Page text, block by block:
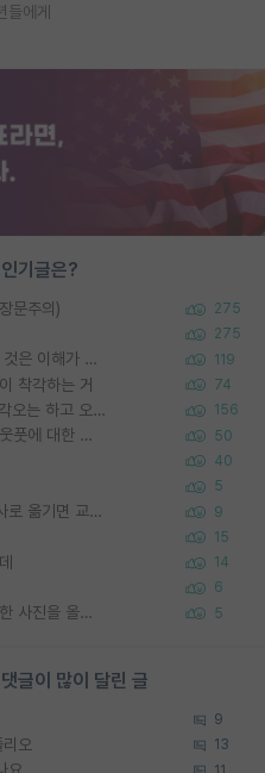
에게
기글은?
문주의) 275
275
대학원생들 교수에게 가스라이팅 당한 것은 이해가 갑니다. 안타깝네요. 119
착각하는 거 74
석사입학예정생 분들! 제발 어느 정도 각오는 하고 오세요. 156
포스텍 억까에 대해 (동문의 학문적 아웃풋에 대한 반박) 50
40
5
SSH 박사과정을 그만두고 지방대 박사로 옮기면 교수의 꿈은 끝일까요? 9
15
14
6
정보보안 연구하는 입장에선 식별가능한 사진을 올리는건 비추이긴함 5
글이 많이 달린 글
9
오 13